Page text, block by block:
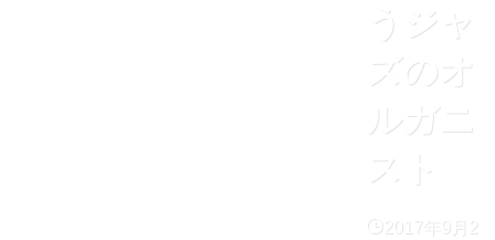
うジャ
ズのオ
ルガニ
スト
2017年9月2